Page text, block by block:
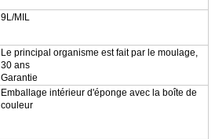
9L/MIL
Le principal organisme est fait par le moulage,
30 ans
Garantie
Emballage intérieur d'éponge avec la boîte de
couleur